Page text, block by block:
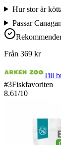
Hur stor är
Passar
Från 369 kr
Till
#3Fiskfavoriten
8.61/10